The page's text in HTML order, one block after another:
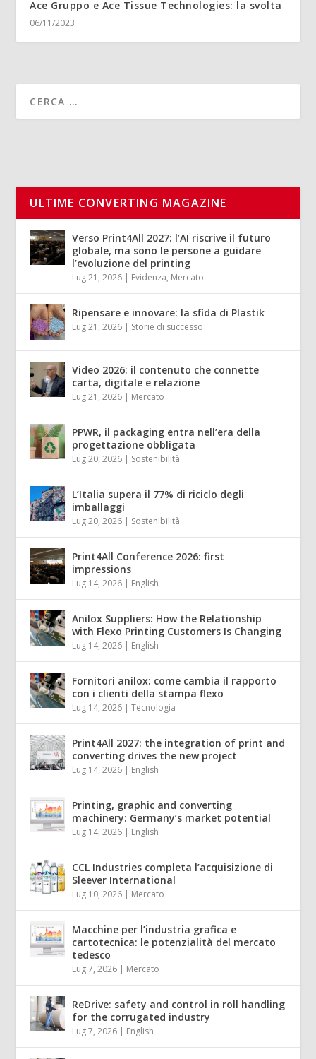
Ace Gruppo e Ace Tissue Technologies: la svolta
06/11/2023
ULTIME CONVERTING MAGAZINE
Verso Print4All 2027: l’AI riscrive il futuro
globale, ma sono le persone a guidare
l’evoluzione del printing
Lug 21, 2026 | Evidenza, Mercato
Ripensare e innovare: la sfida di Plastik
Lug 21, 2026 | Storie di successo
Video 2026: il contenuto che connette
carta, digitale e relazione
Lug 21, 2026 | Mercato
PPWR, il packaging entra nell’era della
progettazione obbligata
Lug 20, 2026 | Sostenibilità
L’Italia supera il 77% di riciclo degli
imballaggi
Lug 20, 2026 | Sostenibilità
Print4All Conference 2026: first
impressions
Lug 14, 2026 | English
Anilox Suppliers: How the Relationship
with Flexo Printing Customers Is Changing
Lug 14, 2026 | English
Fornitori anilox: come cambia il rapporto
con i clienti della stampa flexo
Lug 14, 2026 |Tecnologia
Print4All 2027: the integration of print and
converting drives the new project
Lug 14, 2026 | English
Printing, graphic and converting
machinery: Germany’s market potential
Lug 14, 2026 | English
CCL Industries completa l’acquisizione di
Sleever International
Lug 10, 2026 | Mercato
Macchine per l’industria grafica e
cartotecnica: le potenzialità del mercato
tedesco
Lug 7, 2026 | Mercato
ReDrive: safety and control in roll handling
for the corrugated industry
Lug 7, 2026 | English